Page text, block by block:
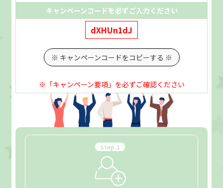
キャンペーンコードを必ずご入力ください
dXHUn1dJ
※ キャンペーンコードをコピーする ※
※「キャンペーン要項」を必ずご確認ください
Step.1